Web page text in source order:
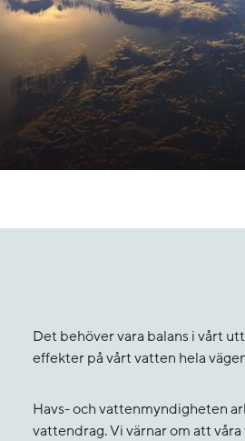
Det behöver vara balans i vårt
effekter på vårt vatten hela
Havs- och vattenmyndigheten
vattendrag. Vi värnar om att